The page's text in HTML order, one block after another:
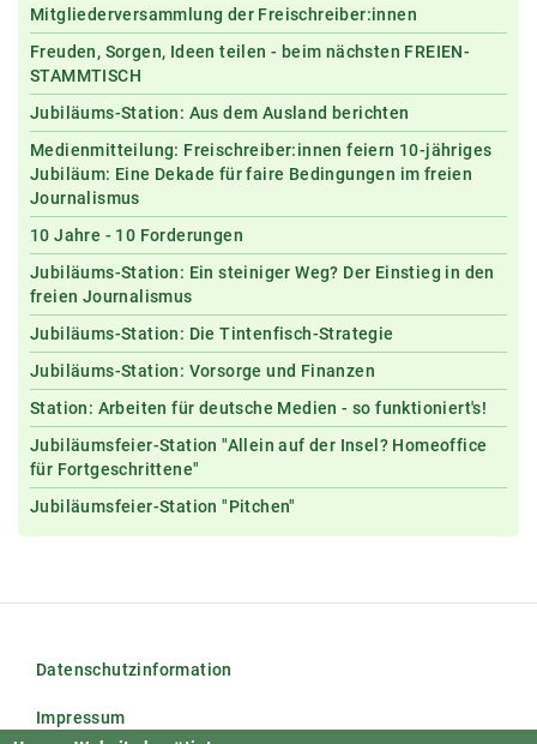
Mitgliederversammlung der Freischreiber:innen
Freuden, Sorgen, Ideen teilen - beim nächsten FREIEN-
STAMMTISCH
Jubiläums-Station: Aus dem Ausland berichten
Medienmitteilung: Freischreiber:innen feiern 10-jähriges
Jubiläum: Eine Dekade für faire Bedingungen im freien
Journalismus
10 Jahre - 10 Forderungen
Jubiläums-Station: Ein steiniger Weg? Der Einstieg in den
freien Journalismus
Jubiläums-Station: Die Tintenfisch-Strategie
Jubiläums-Station: Vorsorge und Finanzen
Station: Arbeiten für deutsche Medien - so funktioniert's!
Jubiläumsfeier-Station "Allein auf der Insel? Homeoffice
für Fortgeschrittene"
Jubiläumsfeier-Station "Pitchen"
Datenschutzinformation
Impressum